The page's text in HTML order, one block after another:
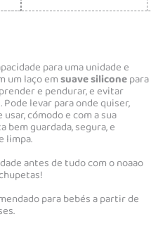
para uma unidade e
um laço emsuave siliconepara
e pendurar, e evitar
Pode levar para onde quiser,
usar, cómodo e com a sua
bem guardada, segura, e
limpa.
antes de tudo com o noaao
para bebés a partir de